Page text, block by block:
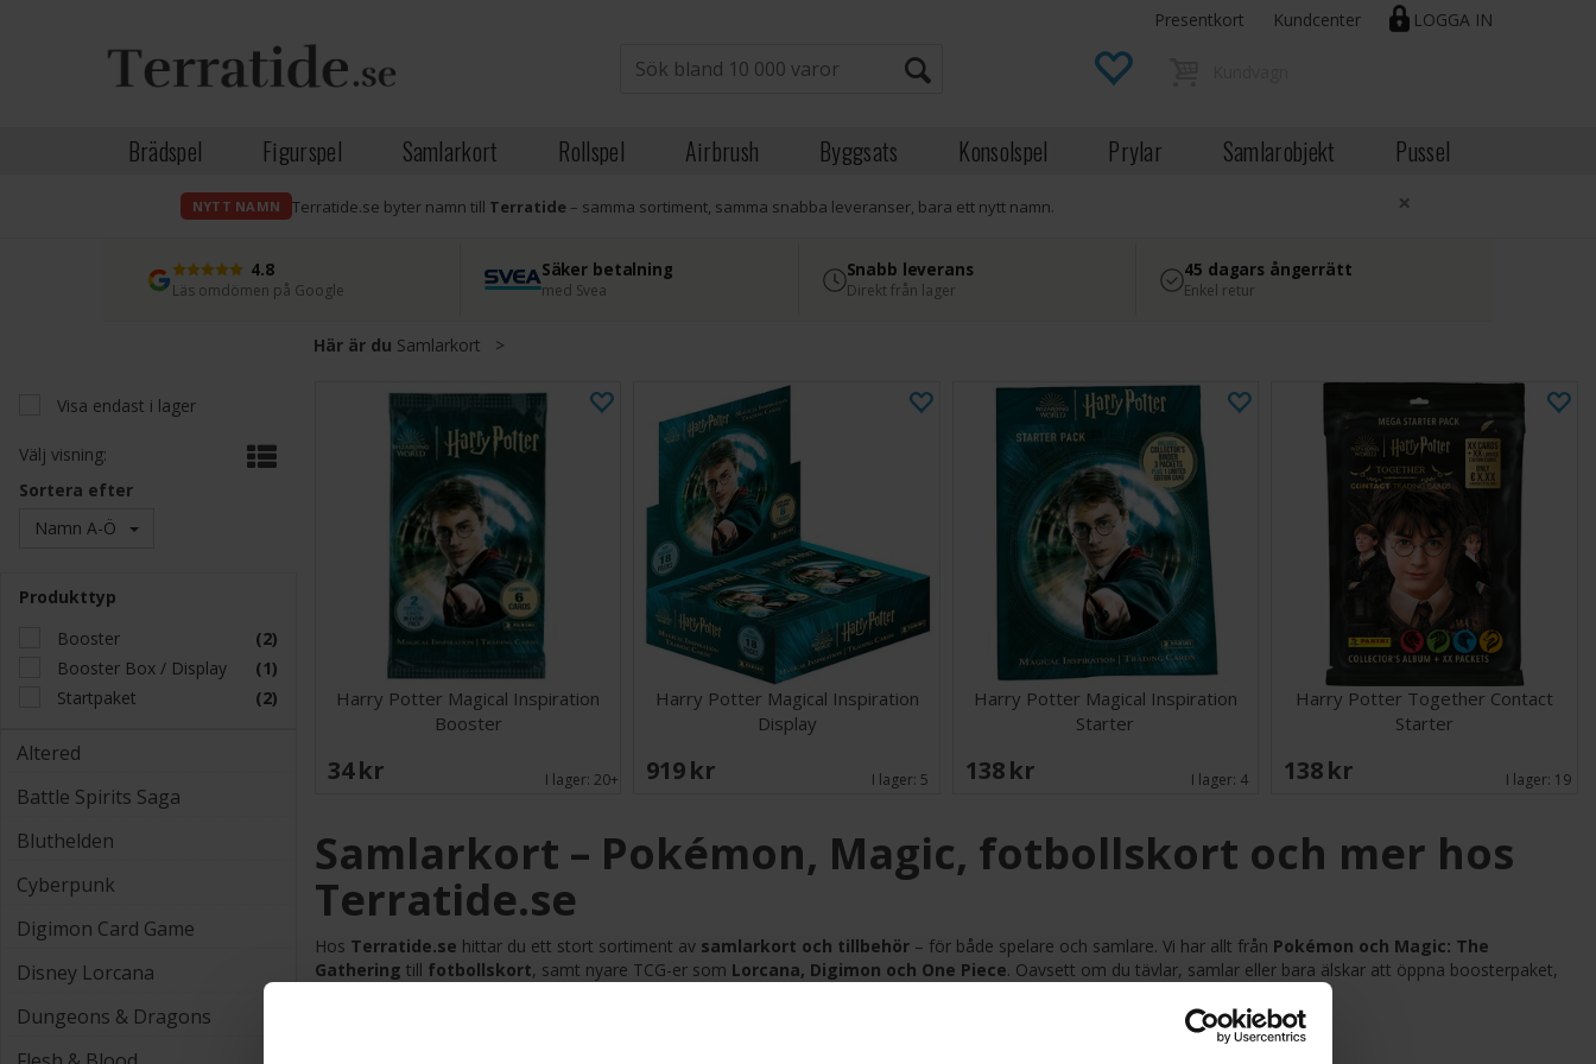
LOGGA IN
Presentkort Kundcenter
Brädspel Figurspel Samlarkort Rollspel Airbrush Byggsats Konsolspel Prylar Samlarobjekt Pussel
NYTT NAMN Terratide.se byter namn till Terratide– samma sortiment, samma snabba leveranser, bara ett nytt namn. ×
4.8
Läs omdömen på Google
Säker betalning
med Svea
Snabb leverans
Direkt från lager
45 dagars ångerrätt
Enkel retur
Här är du Samlarkort >
Visa endast i lager
Välj visning:
Sortera efter
Namn A-Ö
Produkttyp
Booster
(2)
Booster Box / Display
(1)
Startpaket
(2)
Altered
Battle Spirits Saga
Bluthelden
Cyberpunk
Digimon Card Game
Disney Lorcana
Dungeons & Dragons
Harry Potter Magical Inspiration
Booster
34 SEK I lager: 20+
Harry Potter Magical Inspiration
Display
919 SEK I lager: 5
Harry Potter Magical Inspiration
Starter
138 SEK I lager: 4
Harry Potter Together Contact
Starter
138 SEK I lager: 19
Samlarkort – Pokémon, Magic, fotbollskort och mer hos
Terratide.se
Hos Terratide.se hittar du ett stort sortiment av samlarkort och tillbehör – för både spelare och samlare. Vi har allt från Pokémon och Magic: The
Gathering till fotbollskort, samt nyare TCG-er som Lorcana, Digimon och One Piece. Oavsett om du tävlar, samlar eller bara älskar att öppna boosterpaket,